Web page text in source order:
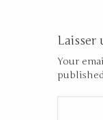
Laisser
Your